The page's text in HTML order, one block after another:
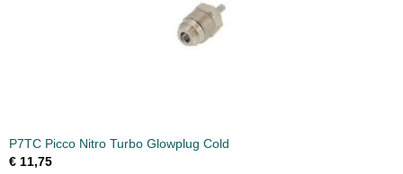
P7TC Picco Nitro Turbo Glowplug Cold
€ 11,75